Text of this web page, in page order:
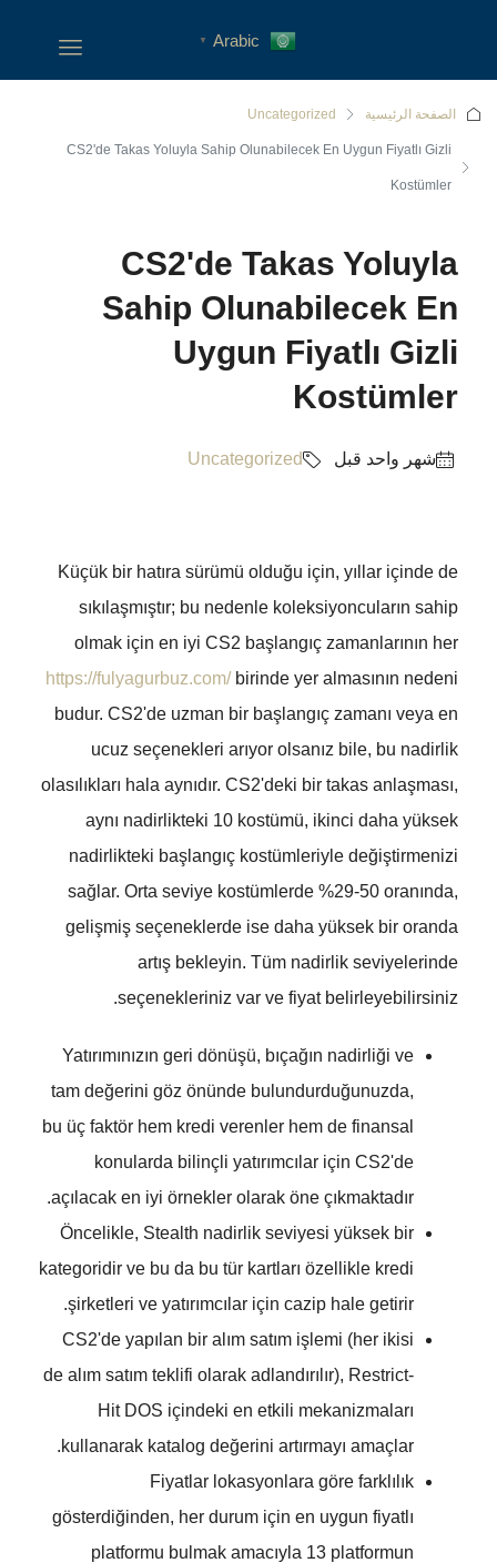
Arabic
▼
الصفحة الرئيسية Uncategorized
CS2'de Takas Yoluyla Sahip Olunabilecek En Uygun Fiyatlı Gizli
Kostümler
CS2'de Takas Yoluyla
Sahip Olunabilecek En
Uygun Fiyatlı Gizli
Kostümler
‏شهر واحد قبل Uncategorized
Küçük bir hatıra sürümü olduğu için, yıllar içinde de
sıkılaşmıştır; bu nedenle koleksiyoncuların sahip
olmak için en iyi CS2 başlangıç ​​zamanlarının her
https://fulyagurbuz.com/birinde yer almasının nedeni
budur. CS2'de uzman bir başlangıç ​​zamanı veya en
ucuz seçenekleri arıyor olsanız bile, bu nadirlik
olasılıkları hala aynıdır. CS2'deki bir takas anlaşması,
aynı nadirlikteki 10 kostümü, ikinci daha yüksek
nadirlikteki başlangıç ​​kostümleriyle değiştirmenizi
sağlar. Orta seviye kostümlerde %29-50 oranında,
gelişmiş seçeneklerde ise daha yüksek bir oranda
artış bekleyin. Tüm nadirlik seviyelerinde
seçenekleriniz var ve fiyat belirleyebilirsiniz.
Yatırımınızın geri dönüşü, bıçağın nadirliği ve
tam değerini göz önünde bulundurduğunuzda,
bu üç faktör hem kredi verenler hem de finansal
konularda bilinçli yatırımcılar için CS2'de
açılacak en iyi örnekler olarak öne çıkmaktadır.
Öncelikle, Stealth nadirlik seviyesi yüksek bir
kategoridir ve bu da bu tür kartları özellikle kredi
şirketleri ve yatırımcılar için cazip hale getirir.
CS2'de yapılan bir alım satım işlemi (her ikisi
de alım satım teklifi olarak adlandırılır), Restrict-
Hit DOS içindeki en etkili mekanizmaları
kullanarak katalog değerini artırmayı amaçlar.
Fiyatlar lokasyonlara göre farklılık
gösterdiğinden, her durum için en uygun fiyatlı
platformu bulmak amacıyla 13 platformun